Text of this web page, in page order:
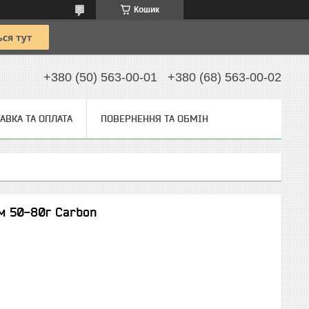
Кошик
+380 (50) 563-00-01 +380 (68) 563-00-02
ТА ОПЛАТА ПОВЕРНЕННЯ ТА ОБМІН
50-80г Carbon